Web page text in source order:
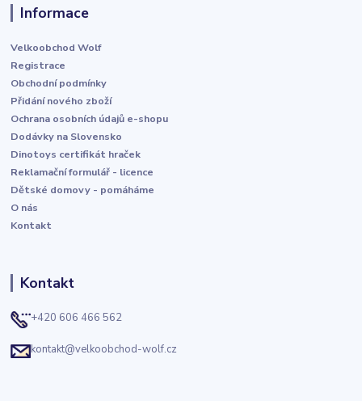
Informace
Velkoobchod Wolf
Registrace
Obchodní podmínky
Přidání nového zboží
Ochrana osobních údajů e-shopu
Dodávky na Slovensko
Dinotoys certifikát hraček
Reklamační formulář - licence
Dětské domovy - pomáháme
O nás
Kontakt
Kontakt
+420 606 466 562
kontakt@velkoobchod-wolf.cz